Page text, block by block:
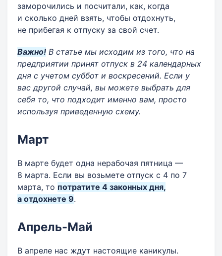
заморочились и посчитали, как, когда
и сколько дней взять, чтобы отдохнуть,
не прибегая к отпуску за свой счет.
Важно! В статье мы исходим из того, что на
предприятии принят отпуск в 24 календарных
дня с учетом суббот и воскресений. Если у
вас другой случай, вы можете выбрать для
себя то, что подходит именно вам, просто
используя приведенную схему.
Март
В марте будет одна нерабочая пятница —
8 марта. Если вы возьмете отпуск с 4 по 7
марта, то потратите 4 законных дня,
а отдохнете 9.
Апрель-Май
В апреле нас ждут настоящие каникулы.